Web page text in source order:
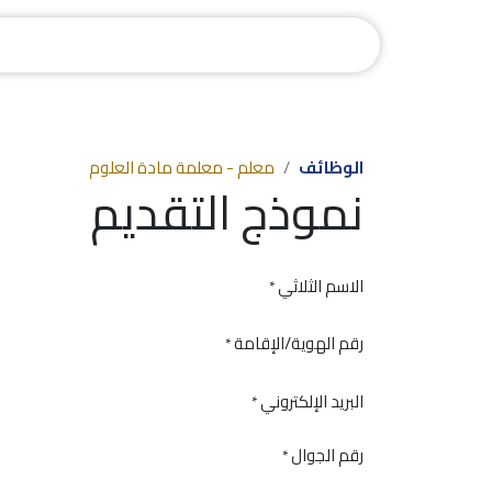
الوظائف معلم - معلمة مادة العلوم
نموذج التقديم
الاسم الثلاثي*
رقم الهوية/الإقامة*
البريد الإلكتروني*
رقم الجوال*